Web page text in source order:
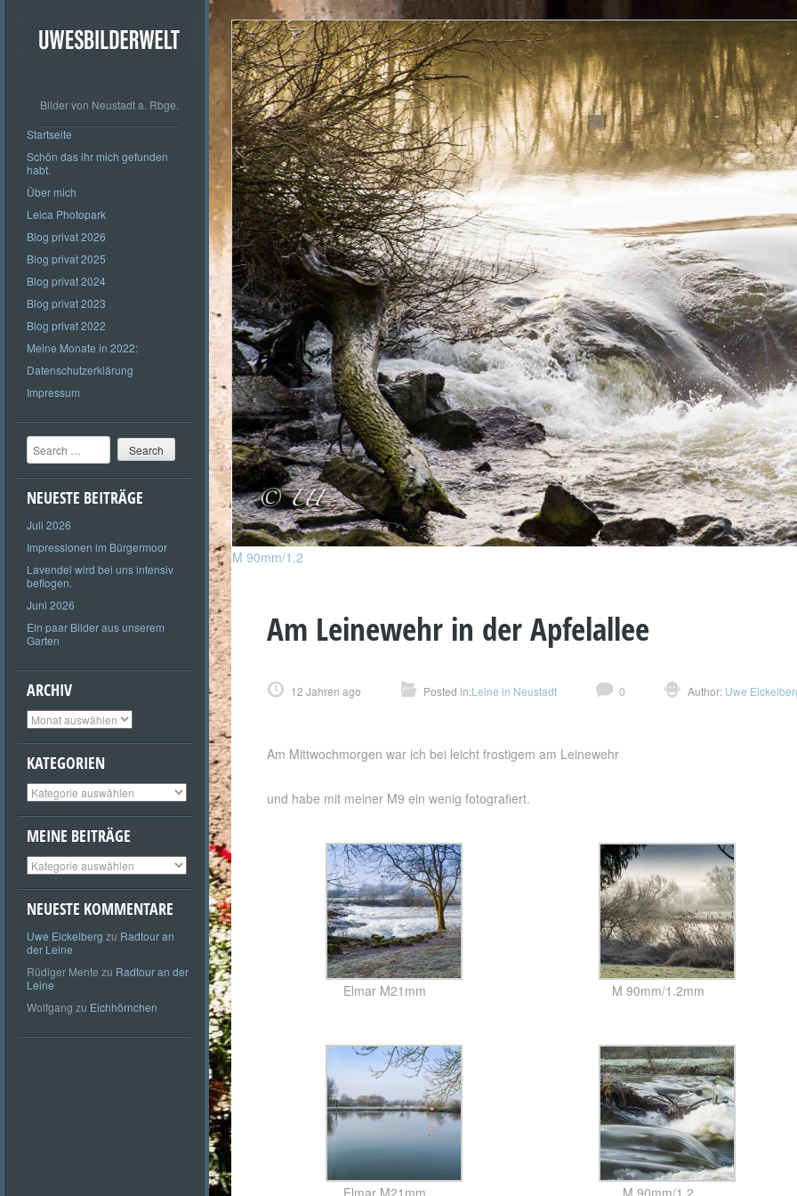
Bilder von Neustadt a. Rbge.
Startseite
Schön das ihr mich gefunden
habt.
Über mich
Leica Photopark
Blog privat 2026
Blog privat 2025
Blog privat 2024
Blog privat 2023
Blog privat 2022
Meine Monate in 2022:
Datenschutzerklärung
Impressum
Search
NEUESTE BEITRÄGE
Juli 2026
Impressionen im Bürgermoor
Lavendel wird bei uns intensiv
beflogen.
Juni 2026
Ein paar Bilder aus unserem
Garten
ARCHIV
Archiv
KATEGORIEN
Kategorien
MEINE BEITRÄGE
Meine
Beiträge
NEUESTE KOMMENTARE
Uwe Eickelberg zu Radtour an
der Leine
Rüdiger Mente zu Radtour an der
Leine
Wolfgang zu Eichhörnchen
M 90mm/1.2
Am Leinewehr in der Apfelallee
12 Jahren ago Posted in:Leine in Neustadt 0 Author: Uwe
Am Mittwochmorgen war ich bei leicht frostigem am Leinewehr
und habe mit meiner M9 ein wenig fotografiert.
Elmar M21mm M 90mm/1.2mm
Elmar M21mm M 90mm/1.2